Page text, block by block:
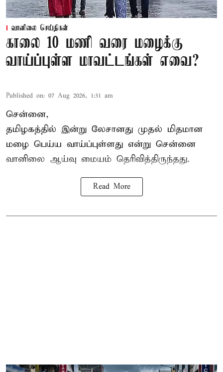
வானிலை செய்திகள்
காலை 10 மணி வரை மழைக்கு
வாய்ப்புள்ள மாவட்டங்கள் எவை?
Published on: 07 Aug 2026, 1:31 am
சென்னை,
தமிழகத்தில் இன்று லேசானது முதல் மிதமான
மழை பெய்ய வாய்ப்புள்ளது என்று சென்னை
வானிலை ஆய்வு மையம் தெரிவித்திருந்தது.
Read More